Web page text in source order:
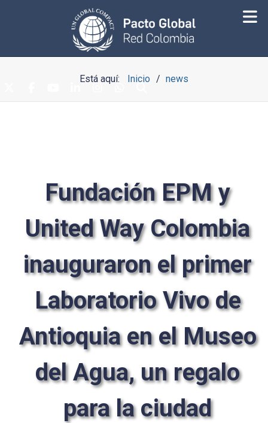
Está aquí: Inicio news
Fundación EPM y
United Way Colombia
inauguraron el primer
Laboratorio Vivo de
Antioquia en el Museo
del Agua, un regalo
para la ciudad